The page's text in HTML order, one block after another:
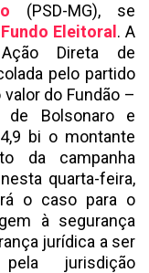
(PSD-MG), se
Fundo Eleitoral . A
Direta de
pelo partido
do Fundão –
de Bolsonaro e
bi o montante
da campanha
quarta-feira,
o caso para o
à segurança
jurídica a ser
pela jurisdição